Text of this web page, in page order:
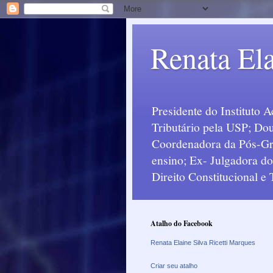
Renata
Presidente do Instituto
Tributário pela USP;
Coordenadora da Pós-
ensino; Ex- Julgadora
Direito Constitucional e
Atalho do Facebook
Renata Elaine Silva Ricetti Marques
Criar seu atalho